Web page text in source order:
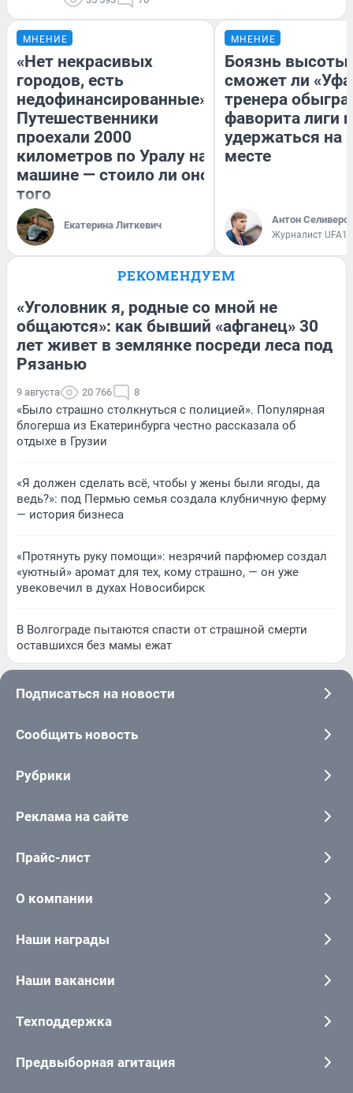
МНЕНИЕ
«Нет некрасивых
городов, есть
недофинансированные».
Путешественники
проехали 2000
километров по Уралу на
машине — стоило ли оно
того
Екатерина Литкевич
МНЕНИЕ
Боязнь высоты:
сможет ли
тренера
фаворита лиги и
удержаться на
месте
Антон
Журналист
РЕКОМЕНДУЕМ
«Уголовник я, родные со мной не
общаются»: как бывший «афганец» 30
лет живет в землянке посреди леса под
Рязанью
9 августа 20 766 8
«Было страшно столкнуться с полицией». Популярная
блогерша из Екатеринбурга честно рассказала об
отдыхе в Грузии
«Я должен сделать всё, чтобы у жены были ягоды, да
ведь?»: под Пермью семья создала клубничную ферму
— история бизнеса
«Протянуть руку помощи»: незрячий парфюмер создал
«уютный» аромат для тех, кому страшно, — он уже
увековечил в духах Новосибирск
В Волгограде пытаются спасти от страшной смерти
оставшихся без мамы ежат
Подписаться на новости
Сообщить новость
Рубрики
Реклама на сайте
Прайс-лист
О компании
Наши награды
Наши вакансии
Техподдержка
Предвыборная агитация